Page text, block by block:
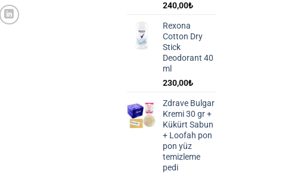
240,00₺
Rexona
Cotton Dry
Stick
Deodorant 40
ml
230,00₺
Zdrave Bulgar
Kremi 30 gr +
Kükürt Sabun
+ Loofah pon
pon yüz
temizleme
pedi